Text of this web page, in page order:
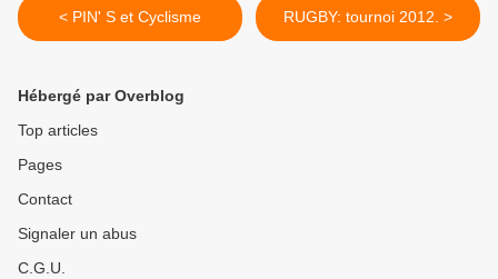
< PIN' S et Cyclisme RUGBY: tournoi 2012. >
Hébergé par Overblog
Top articles
Pages
Contact
Signaler un abus
C.G.U.